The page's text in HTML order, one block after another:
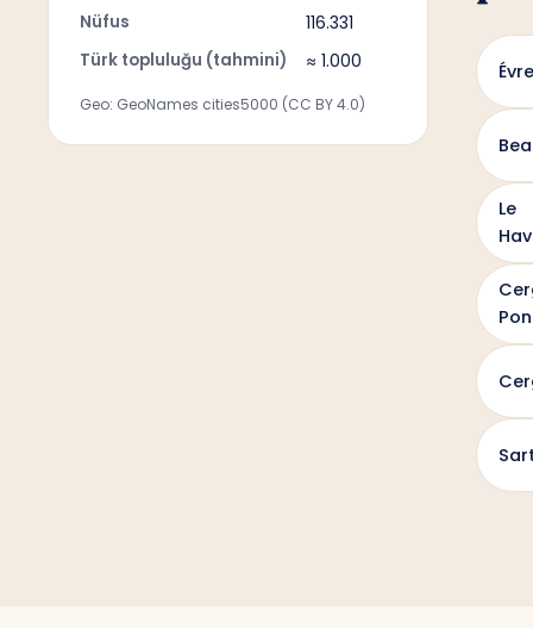
Nüfus 116.331
Türk topluluğu (tahmini) ≈ 1.000
Geo: GeoNames cities5000 (CC BY 4.0)
Le